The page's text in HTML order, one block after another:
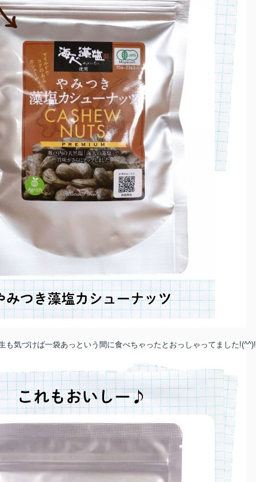
も気づけば一袋あっという間に食べちゃったとおっしゃってました!(^^)!